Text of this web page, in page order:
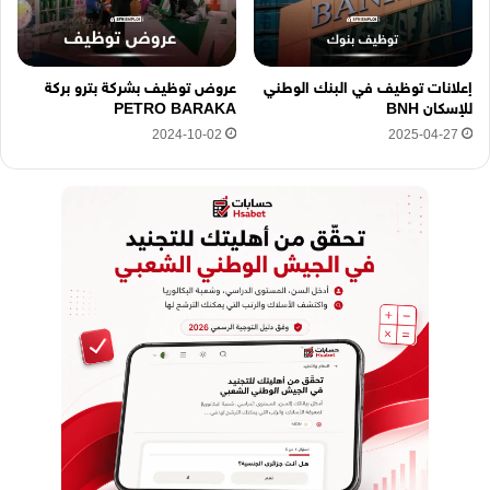
إعلانات توظيف في البنك الوطني
للإسكان BNH
2025-04-27
عروض توظيف بشركة بترو بركة
PETRO BARAKA
2024-10-02